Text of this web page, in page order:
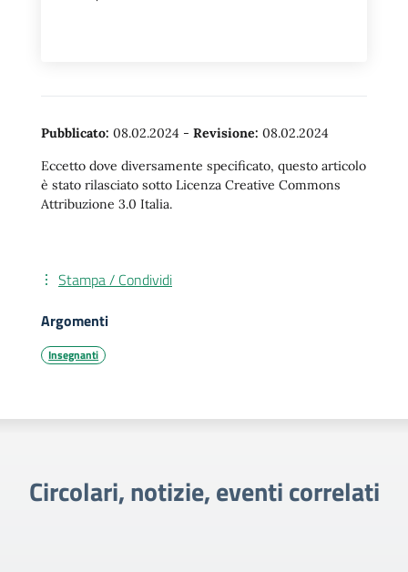
Pubblicato: 08.02.2024 - Revisione: 08.02.2024
Eccetto dove diversamente specificato, questo articolo
è stato rilasciato sotto Licenza Creative Commons
Attribuzione 3.0 Italia.
Stampa / Condividi
Argomenti
Insegnanti
Circolari, notizie, eventi correlati